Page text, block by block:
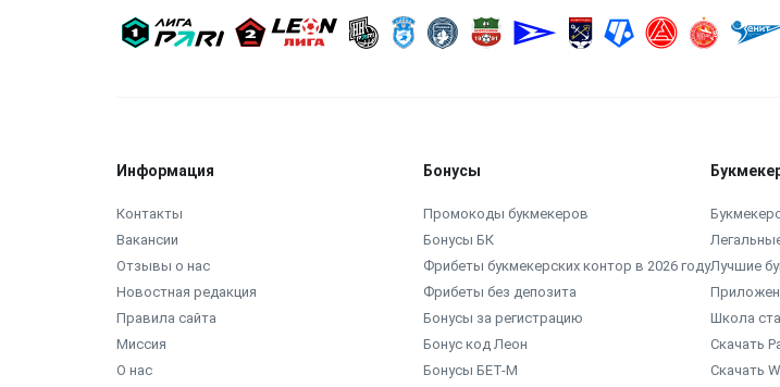
Информация
Контакты
Вакансии
Отзывы о нас
Новостная редакция
Правила сайта
Миссия
О нас
Бонусы
Промокоды букмекеров
Бонусы БК
Фрибеты букмекерских контор в 2026 году
Фрибеты без депозита
Бонусы за регистрацию
Бонус код Леон
Бонусы БЕТ-М
Лучшие
Школа
Скачать
Скачать